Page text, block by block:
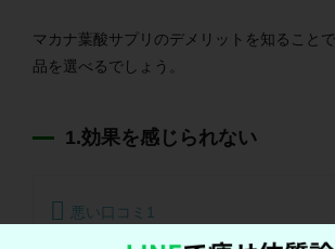
マカナ葉酸サプリのデメリットを知ること
品を選べるでしょう。
1.効果を感じられない
悪い口コミ1